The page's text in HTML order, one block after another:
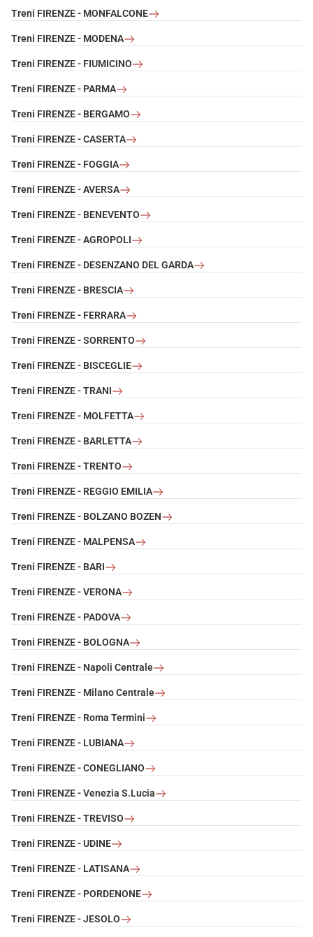
Treni FIRENZE - MONFALCONE
Treni FIRENZE - MODENA
Treni FIRENZE - FIUMICINO
Treni FIRENZE - PARMA
Treni FIRENZE - BERGAMO
Treni FIRENZE - CASERTA
Treni FIRENZE - FOGGIA
Treni FIRENZE - AVERSA
Treni FIRENZE - BENEVENTO
Treni FIRENZE - AGROPOLI
Treni FIRENZE - DESENZANO DEL GARDA
Treni FIRENZE - BRESCIA
Treni FIRENZE - FERRARA
Treni FIRENZE - SORRENTO
Treni FIRENZE - BISCEGLIE
Treni FIRENZE - TRANI
Treni FIRENZE - MOLFETTA
Treni FIRENZE - BARLETTA
Treni FIRENZE - TRENTO
Treni FIRENZE - REGGIO EMILIA
Treni FIRENZE - BOLZANO BOZEN
Treni FIRENZE - MALPENSA
Treni FIRENZE - BARI
Treni FIRENZE - VERONA
Treni FIRENZE - PADOVA
Treni FIRENZE - BOLOGNA
Treni FIRENZE - Napoli Centrale
Treni FIRENZE - Milano Centrale
Treni FIRENZE - Roma Termini
Treni FIRENZE - LUBIANA
Treni FIRENZE - CONEGLIANO
Treni FIRENZE - Venezia S.Lucia
Treni FIRENZE - TREVISO
Treni FIRENZE - UDINE
Treni FIRENZE - LATISANA
Treni FIRENZE - PORDENONE
Treni FIRENZE - JESOLO